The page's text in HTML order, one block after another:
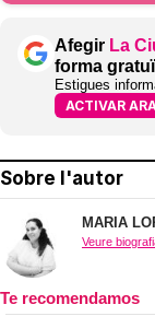
Afegir La
forma
Estigues
ACTIVAR
Sobre l'autor
MARIA
Veure